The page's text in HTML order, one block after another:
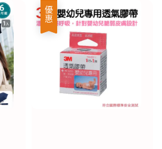
優惠